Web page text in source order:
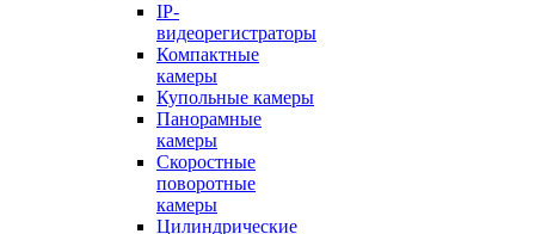
IP-
видеорегистраторы
Компактные
камеры
Купольные камеры
Панорамные
камеры
Скоростные
поворотные
камеры
Цилиндрические